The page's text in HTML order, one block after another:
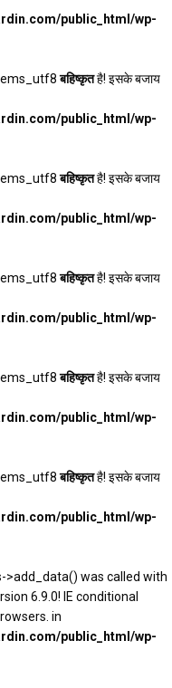
public_html/wp-
बहिष्कृतहै! इसके बजाय
public_html/wp-
बहिष्कृतहै! इसके बजाय
public_html/wp-
बहिष्कृतहै! इसके बजाय
public_html/wp-
बहिष्कृतहै! इसके बजाय
public_html/wp-
बहिष्कृतहै! इसके बजाय
public_html/wp-
>add_data() was called with
6.9.0! IE conditional
in
public_html/wp-